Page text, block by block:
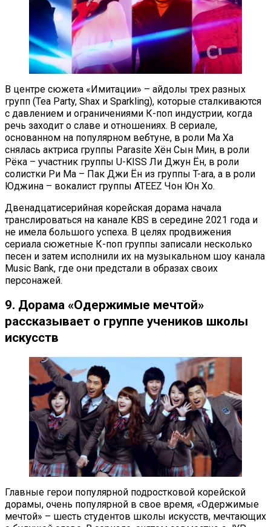
В центре сюжета «Имитации» – айдолы трех разных
групп (Tea Party, Shax и Sparkling), которые сталкиваются
с давлением и ограничениями К-поп индустрии, когда
речь заходит о славе и отношениях. В сериале,
основанном на популярном вебтуне, в роли Ма Ха
снялась актриса группы Parasite Хён Сын Мин, в роли
Рёка – участник группы U-KISS Ли Джун Ён, в роли
солистки Ри Ма – Пак Джи Ён из группы T-ara, а в роли
Юджина – вокалист группы ATEEZ Чон Юн Хо.
Двенадцатисерийная корейская дорама начала
транслироваться на канале KBS в середине 2021 года и
не имела большого успеха. В целях продвижения
сериала сюжетные К-поп группы записали несколько
песен и затем исполнили их на музыкальном шоу канала
Music Bank, где они предстали в образах своих
персонажей.
9. Дорама «Одержимые мечтой»
рассказывает о группе учеников школы
искусств
Главные герои популярной подростковой корейской
дорамы, очень популярной в свое время, «Одержимые
мечтой» – шесть студентов школы искусств, мечтающих